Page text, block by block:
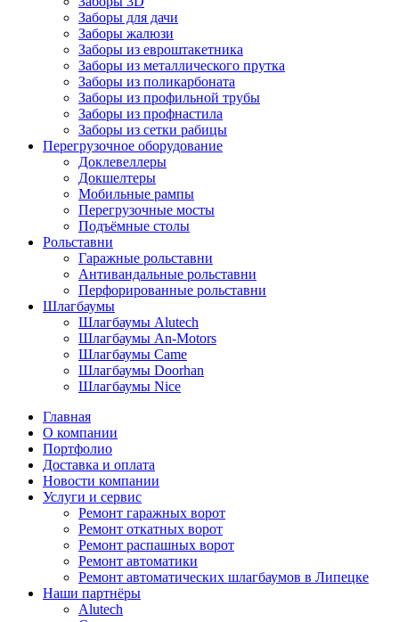
Заборы для дачи
Заборы жалюзи
Заборы из евроштакетника
Заборы из металлического прутка
Заборы из поликарбоната
Заборы из профильной трубы
Заборы из профнастила
Заборы из сетки рабицы
Перегрузочное оборудование
Доклевеллеры
Докшелтеры
Мобильные рампы
Перегрузочные мосты
Подъёмные столы
Рольставни
Гаражные рольставни
Антивандальные рольставни
Перфорированные рольставни
Шлагбаумы
Шлагбаумы Alutech
Шлагбаумы An-Motors
Шлагбаумы Came
Шлагбаумы Doorhan
Шлагбаумы Nice
Главная
О компании
Портфолио
Доставка и оплата
Новости компании
Услуги и сервис
Ремонт гаражных ворот
Ремонт откатных ворот
Ремонт распашных ворот
Ремонт автоматики
Ремонт автоматических шлагбаумов в Липецке
Наши партнёры
Alutech